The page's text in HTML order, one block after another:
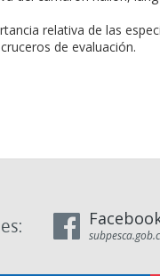
relativa de las
de evaluación.